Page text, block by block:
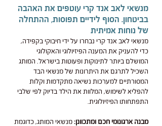
מנשאי לאב אנד קרי עוטפים את האהבה
בביטחון. הסוף לידיים תפוסות, ההתחלה
של נוחות אמיתית
מנשאי לאב אנד קרי נבחרו על ידי חיבוקי בקפידה,
כדי להעניק את המענה הפיזיולוגי והאקולוגי
המושלם ביותר לתינוקות ופעוטות בישראל. המותג
השכיל לתרגם את היתרונות של מנשאי הבד
המסורתיים למערכות נשיאה מתקדמות וקלות
להפליא לשימוש, המלוות את הילד בדיוק לפי שלבי
התפתחותו הפיזיולוגית.
מבנה ארגונומי חכם ומתכוונן: מנשאי המותג, כדוגמת